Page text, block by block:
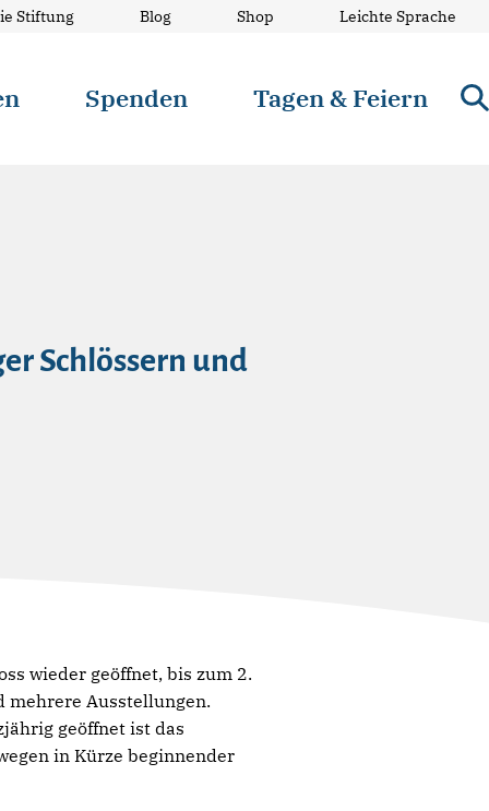
Stiftung Blog Shop Leichte Sprache
Spenden Tagen & Feiern
Schlössern und
wieder geöffnet, bis zum 2.
mehrere Ausstellungen.
geöffnet ist das
in Kürze beginnender